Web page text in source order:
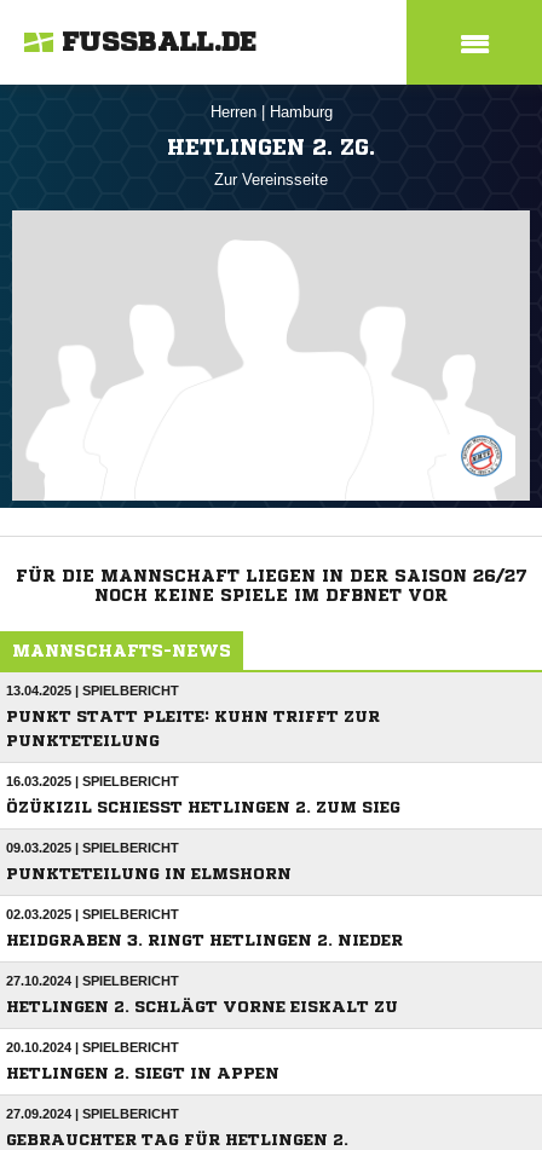
FUSSBALL.DE
Herren Hamburg
HETLINGEN 2. ZG.
Zur Vereinsseite
FÜR DIE MANNSCHAFT LIEGEN IN DER SAISON 26/27
NOCH KEINE SPIELE IM DFBNET VOR
MANNSCHAFTS-NEWS
13.04.2025 | SPIELBERICHT
PUNKT STATT PLEITE: KUHN TRIFFT ZUR
PUNKTETEILUNG
16.03.2025 | SPIELBERICHT
ÖZÜKIZIL SCHIESST HETLINGEN 2. ZUM SIEG
09.03.2025 | SPIELBERICHT
PUNKTETEILUNG IN ELMSHORN
02.03.2025 | SPIELBERICHT
HEIDGRABEN 3. RINGT HETLINGEN 2. NIEDER
27.10.2024 | SPIELBERICHT
HETLINGEN 2. SCHLÄGT VORNE EISKALT ZU
20.10.2024 | SPIELBERICHT
HETLINGEN 2. SIEGT IN APPEN
27.09.2024 | SPIELBERICHT
GEBRAUCHTER TAG FÜR HETLINGEN 2.